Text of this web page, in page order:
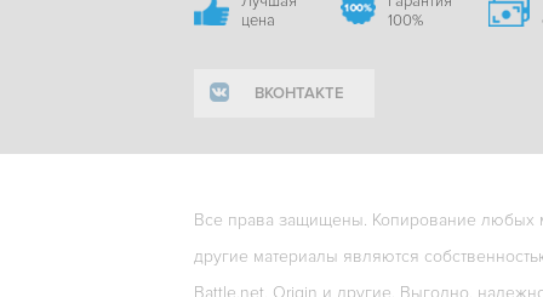
цена
100%
ВКОНТАКТЕ
Все права защищены. Копирование любых
другие материалы являются
Battle.net, Origin и другие. Выгодно,